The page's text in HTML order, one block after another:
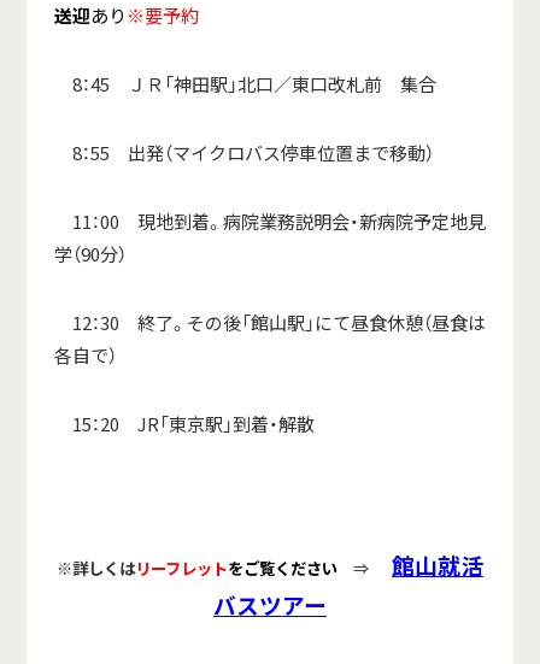
送迎あり ※要予約
8：45 ＪＲ「神田駅」北口／東口改札前 集合
8：55 出発（マイクロバス停車位置まで移動）
11：00 現地到着。病院業務説明会・新病院予定地見
学（90分）
12：30 終了。その後「館山駅」にて昼食休憩（昼食は
各自で）
15：20 JR「東京駅」到着・解散
※詳しくはリーフレットをご覧ください ⇒
館山就活
バスツアー